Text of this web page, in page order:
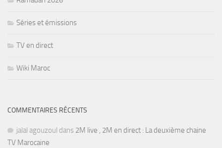
Séries et émissions
TV en direct
Wiki Maroc
COMMENTAIRES RÉCENTS
jalal agouzoul dans 2M live , 2M en direct : La deuxième chaine
TV Marocaine